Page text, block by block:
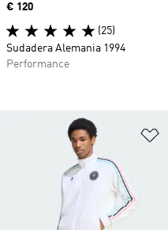
Precio
€ 120
(25)
Sudadera Alemania 1994
Performance